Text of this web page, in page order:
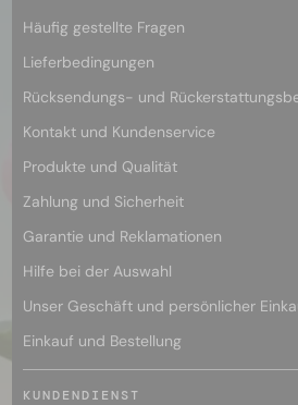
Häufig gestellte Fragen
Lieferbedingungen
Rücksendungs- und
Kontakt und Kundenservice
Produkte und Qualität
Zahlung und Sicherheit
Garantie und Reklamationen
Hilfe bei der Auswahl
Unser Geschäft und persönlicher
Einkauf und Bestellung
KUNDENDIENST